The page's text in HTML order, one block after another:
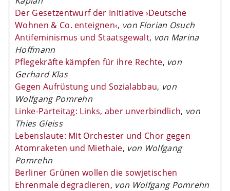
Der Gesetzentwurf der Initiative ›Deutsche
Wohnen & Co. enteignen‹, von Florian Osuch
Antifeminismus und Staatsgewalt, von Marina
Hoffmann
Pflegekräfte kämpfen für ihre Rechte, von
Gerhard Klas
Gegen Aufrüstung und Sozialabbau, von
Wolfgang Pomrehn
Linke-Parteitag: Links, aber unverbindlich, von
Thies Gleiss
Lebenslaute: Mit Orchester und Chor gegen
Atomraketen und Miethaie, von Wolfgang
Pomrehn
Berliner Grünen wollen die sowjetischen
Ehrenmale degradieren, von Wolfgang Pomrehn